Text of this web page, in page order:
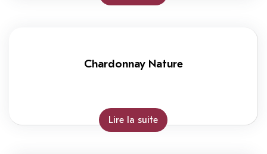
Chardonnay Nature
Lire la suite